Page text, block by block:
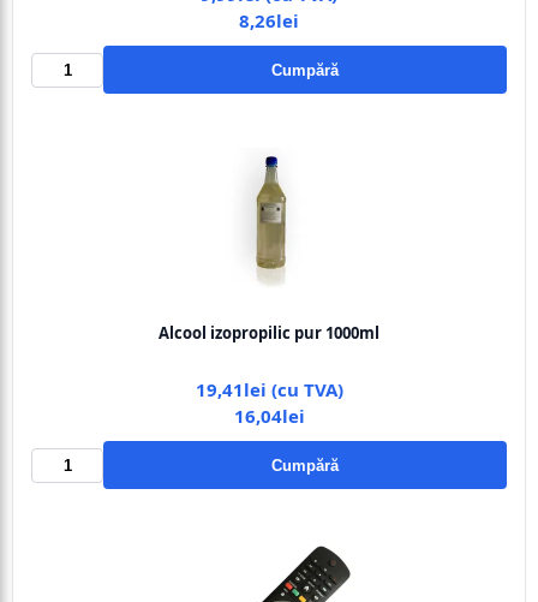
8,26lei
Cumpără
Alcool izopropilic pur 1000ml
19,41lei (cu TVA)
16,04lei
Cumpără